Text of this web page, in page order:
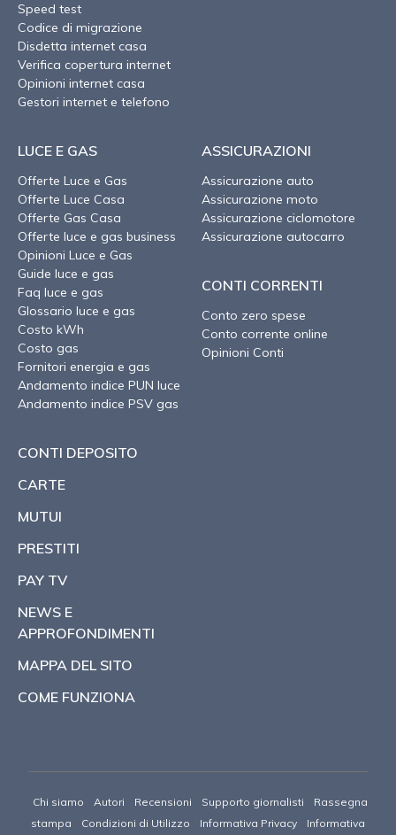
Speed test
Codice di migrazione
Disdetta internet casa
Verifica copertura internet
Opinioni internet casa
Gestori internet e telefono
LUCE E GAS
Offerte Luce e Gas
Offerte Luce Casa
Offerte Gas Casa
Offerte luce e gas business
Opinioni Luce e Gas
Guide luce e gas
Faq luce e gas
Glossario luce e gas
Costo kWh
Costo gas
Fornitori energia e gas
Andamento indice PUN luce
Andamento indice PSV gas
ASSICURAZIONI
Assicurazione auto
Assicurazione moto
Assicurazione ciclomotore
Assicurazione autocarro
CONTI CORRENTI
Conto zero spese
Conto corrente online
Opinioni Conti
CONTI DEPOSITO
CARTE
MUTUI
PRESTITI
PAY TV
NEWS E
APPROFONDIMENTI
MAPPA DEL SITO
COME FUNZIONA
Chi siamo Autori Recensioni Supporto giornalisti
Rassegna
stampa
Condizioni di Utilizzo Informativa Privacy Informativa